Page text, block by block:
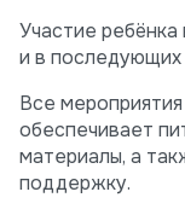
Участие
и в последующих
Все
обеспечивает
материалы, а
поддержку.